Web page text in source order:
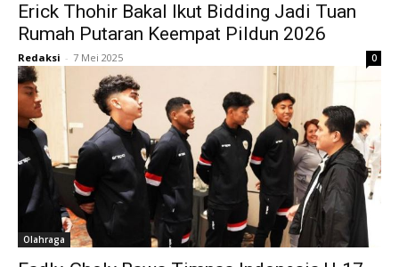
Erick Thohir Bakal Ikut Bidding Jadi Tuan
Rumah Putaran Keempat Pildun 2026
Redaksi - 7 Mei 2025 0
Olahraga